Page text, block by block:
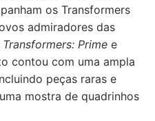
os Transformers
admiradores das
Transformers: Prime e
contou com uma ampla
peças raras e
mostra de quadrinhos